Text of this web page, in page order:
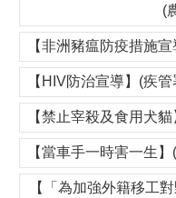
(
【非洲豬瘟防疫措施
【HIV防治宣導】(疾
【禁止宰殺及食用犬
【當車手一時害一生
【「為加強外籍移工